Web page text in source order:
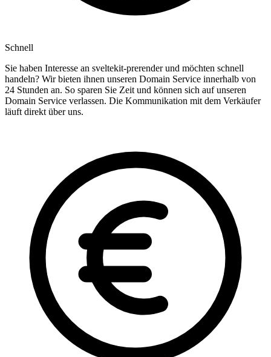
Schnell
Sie haben Interesse an sveltekit-prerender und möchten schnell
handeln? Wir bieten ihnen unseren Domain Service innerhalb von
24 Stunden an. So sparen Sie Zeit und können sich auf unseren
Domain Service verlassen. Die Kommunikation mit dem Verkäufer
läuft direkt über uns.